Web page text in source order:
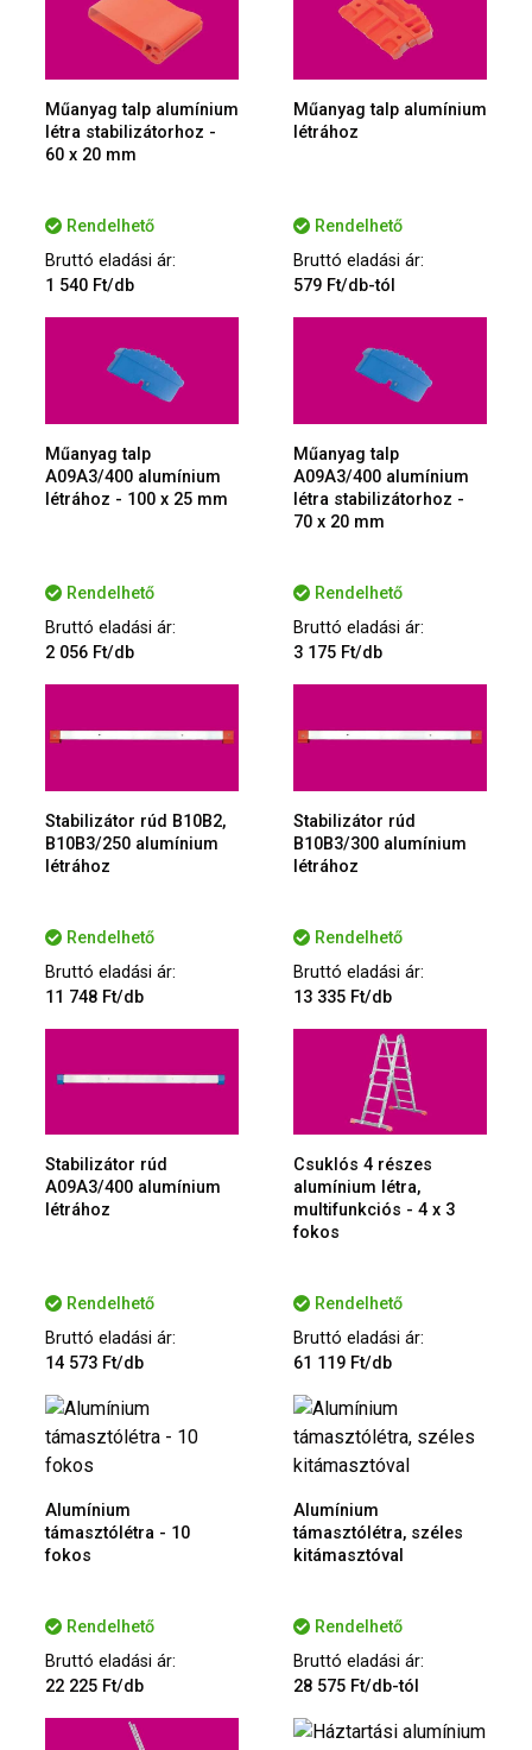
Műanyag talp alumínium
létra stabilizátorhoz -
60 x 20 mm
Rendelhető
Bruttó eladási ár:
1 540 Ft/db
Műanyag talp alumínium
létrához
Rendelhető
Bruttó eladási ár:
579 Ft/db-tól
Műanyag talp
A09A3/400 alumínium
létrához - 100 x 25 mm
Rendelhető
Bruttó eladási ár:
2 056 Ft/db
Műanyag talp
A09A3/400 alumínium
létra stabilizátorhoz -
70 x 20 mm
Rendelhető
Bruttó eladási ár:
3 175 Ft/db
Stabilizátor rúd B10B2,
B10B3/250 alumínium
létrához
Rendelhető
Bruttó eladási ár:
11 748 Ft/db
Stabilizátor rúd
B10B3/300 alumínium
létrához
Rendelhető
Bruttó eladási ár:
13 335 Ft/db
Stabilizátor rúd
A09A3/400 alumínium
létrához
Rendelhető
Bruttó eladási ár:
14 573 Ft/db
Csuklós 4 részes
alumínium létra,
multifunkciós - 4 x 3
fokos
Rendelhető
Bruttó eladási ár:
61 119 Ft/db
Alumínium
támasztólétra - 10
fokos
Rendelhető
Bruttó eladási ár:
22 225 Ft/db
Alumínium
támasztólétra, széles
kitámasztóval
Rendelhető
Bruttó eladási ár:
28 575 Ft/db-tól